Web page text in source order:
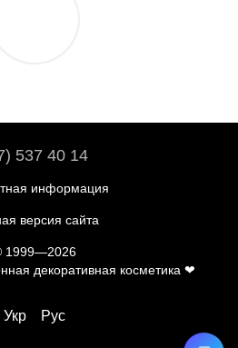
537 40 14
информация
версия сайта
1999—2026
декоративная косметика ❤
Укр Рус